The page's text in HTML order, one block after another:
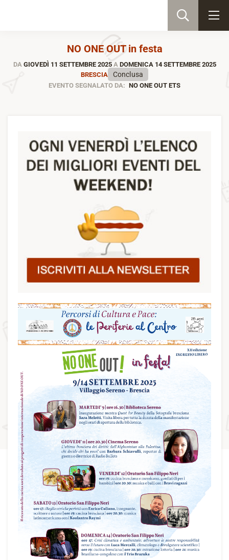
NO ONE OUT in festa
DAGIOVEDÌ 11 SETTEMBRE 2025 ADOMENICA 14 SETTEMBRE 2025
BRESCIA
Conclusa
EVENTO SEGNALATO DA: NO ONE OUT ETS